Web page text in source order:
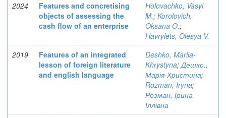
2024
Features and concretising
objects of assessing the
cash flow of an enterprise
Holovachko, Vasyl
M.; Korolovich,
Oksana O.;
Havrylets, Olesya V.
2019
Features of an integrated
lesson of foreign literature
and english language
Deshko, Mariia-
Khrystyna;Дешко.,
Марія-Христина;
Rozman, Iryna;
Розман, Ірина
Іллівна